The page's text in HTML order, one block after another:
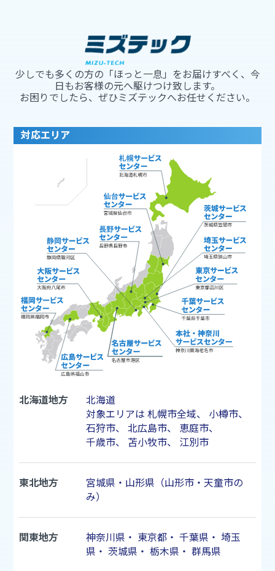
少しでも多くの方の「ほっと一息」をお届けすべく、今
日もお客様の元へ駆けつけ致します。
お困りでしたら、ぜひミズテックへお任せください。
対応エリア
北海道地方
北海道
対象エリアは 札幌市全域、 小樽市、
石狩市、 北広島市、 恵庭市、
千歳市、 苫小牧市、 江別市
東北地方
宮城県・山形県（山形市・天童市の
み）
関東地方 神奈川県 ・ 東京都・ 千葉県 ・ 埼玉
県 ・ 茨城県 ・ 栃木県 ・ 群馬県